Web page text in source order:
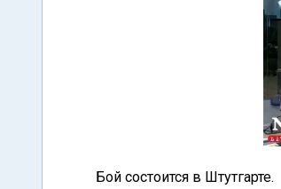
Бой состоится в Штутгарте.